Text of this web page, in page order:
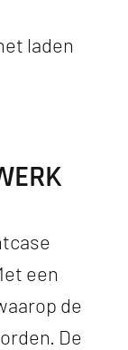
laden
een
de
De